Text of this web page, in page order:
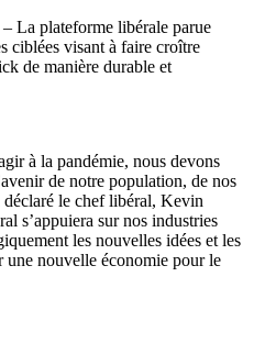
– La plateforme libérale parue
ciblées visant à faire croître
de manière durable et
à la pandémie, nous devons
de notre population, de nos
le chef libéral, Kevin
s’appuiera sur nos industries
les nouvelles idées et les
nouvelle économie pour le